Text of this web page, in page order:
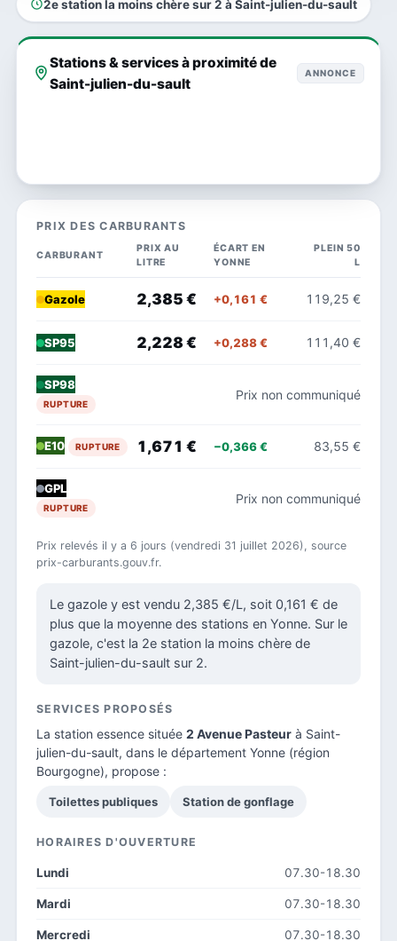
2e station la moins chère sur 2 à Saint-julien-du-sault
Stations & services à proximité de
Saint-julien-du-sault
ANNONCE
PRIX DES CARBURANTS
CARBURANT
PRIX AU
LITRE
ÉCART EN
YONNE
PLEIN 50
L
Gazole 2,385 € +0,161 € 119,25 €
SP95 2,228 € +0,288 € 111,40 €
SP98
RUPTURE
Prix non communiqué
E10 RUPTURE 1,671 € −0,366 € 83,55 €
GPL
RUPTURE
Prix non communiqué
Prix relevés il y a 6 jours (vendredi 31 juillet 2026), source
prix-carburants.gouv.fr.
Le gazole y est vendu 2,385 €/L, soit 0,161 € de
plus que la moyenne des stations en Yonne. Sur le
gazole, c'est la 2e station la moins chère de
Saint-julien-du-sault sur 2.
SERVICES PROPOSÉS
La station essence située 2 Avenue Pasteur à Saint-
julien-du-sault, dans le département Yonne (région
Bourgogne), propose :
Toilettes publiques Station de gonflage
HORAIRES D'OUVERTURE
Lundi 07.30-18.30
Mardi 07.30-18.30
Mercredi 07.30-18.30